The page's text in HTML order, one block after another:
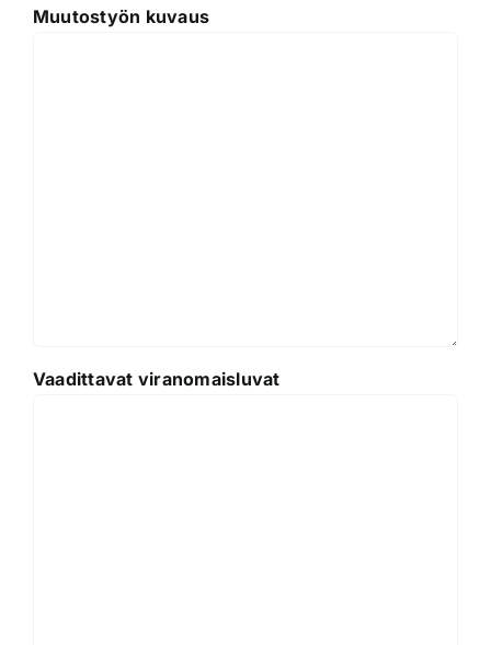
Muutostyön kuvaus
Vaadittavat viranomaisluvat